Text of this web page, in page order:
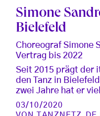
Simone
Bielefeld
Choreograf Simone
Vertrag bis 2022
Seit 2015 prägt der
den Tanz in
zwei Jahre hat er
03/10/2020